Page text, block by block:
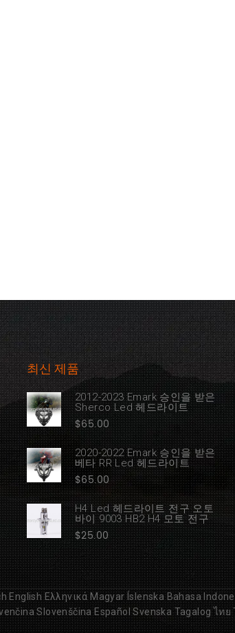
최신 제품
2012-2023 Emark 승인을 받은
Sherco Led 헤드라이트
$65.00
2020-2022 Emark 승인을 받은
베타 RR Led 헤드라이트
$65.00
H4 Led 헤드라이트 전구 오토
바이 9003 HB2 H4 모토 전구
$25.00
English Ελληνικά Magyar Íslenska Bahasa
Slovenščina Español Svenska Tagalog ไทย